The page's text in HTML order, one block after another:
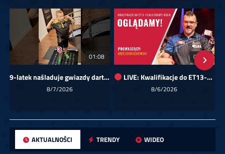
01:08
9-latek naśladuje gwiazdy darta!
8/7/2026
00:00
LIVE: Kwalifikacje do ET13-14 dla Europy Wschodniej
8/6/2026
AKTUALNOŚCI TRENDY WIDEO